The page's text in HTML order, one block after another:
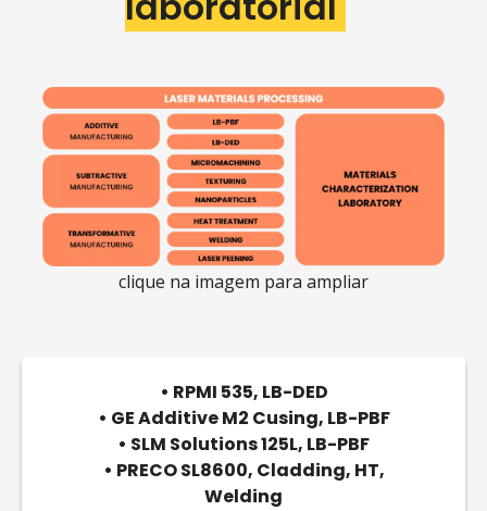
clique na imagem para ampliar
• RPMI 535, LB-DED
• GE Additive M2 Cusing, LB-PBF
• SLM Solutions 125L, LB-PBF
• PRECO SL8600, Cladding, HT,
Welding